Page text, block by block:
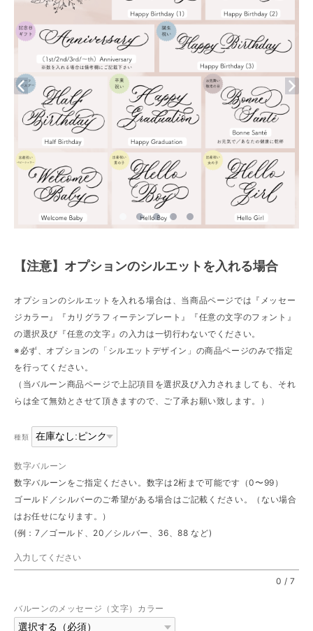
【注意】オプションのシルエットを入れる場合
オプションのシルエットを入れる場合は、当商品ページでは『メッセー
ジカラー』『カリグラフィーテンプレート』『任意の文字のフォント』
の選択及び『任意の文字』の入力は一切行わないでください。
※必ず、オプションの「シルエットデザイン」の商品ページのみで指定
を行ってください。
（当バルーン商品ページで上記項目を選択及び入力されましても、それ
らは全て無効とさせて頂きますので、ご了承お願い致します。）
種類
数字バルーン
数字バルーンをご指定ください。数字は2桁まで可能です（0〜99）
ゴールド／シルバーのご希望がある場合はご記載ください。（ない場合
はお任せになります。）
(例：7／ゴールド、20／シルバー、36、88 など)
0 /7
バルーンのメッセージ（文字）カラー